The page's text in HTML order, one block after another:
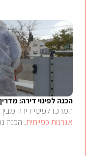
הכנה לפינוי דירה:
המרכז לפינוי דירה
אגרנות כפייתית. הכנה